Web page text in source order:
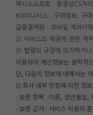
액시스소프트 : 동영상CS처
KG이니시스 : 구매정보, 구
금융결제원 : 모바일 계좌이
2) 서비스의 제공에 관한 계
3) 법령의 규정에 의거하거
이용자의 개인정보는 원칙적
단, 다음의 정보에 대해서는
1) 회사 내부 방침에 의한 정
- 보존 항목 : 이름, 생년월일,
- 보존 근거 : 서비스 이용의